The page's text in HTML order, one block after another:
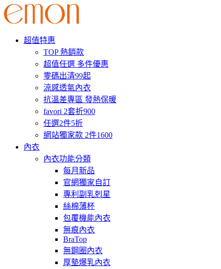
超值特惠
TOP 熱銷款
超值任選 多件優惠
零碼出清99起
涼感透氣內衣
抗溫差專區 發熱保暖
favori 2套折900
任選2件5折
網站獨家款 2件1600
內衣
內衣功能分類
每月新品
官網獨家自訂
專利副乳剋星
絲棉薄杯
包覆機能內衣
無痕內衣
BraTop
無鋼圈內衣
厚墊爆乳內衣